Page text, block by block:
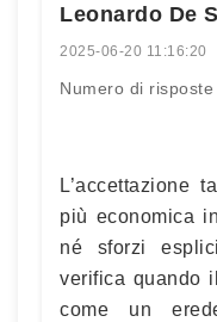
Leonardo De
2025-06-20 11:16:20
Numero di risposte
L’accettazione
più economica
né sforzi
verifica quando
come un